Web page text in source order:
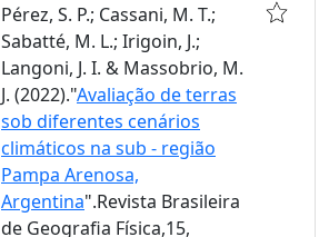
Pérez, S. P.; Cassani, M. T.;
Sabatté, M. L.; Irigoin, J.;
Langoni, J. I. & Massobrio, M.
J. (2022)."Avaliação de terras
sob diferentes cenários
climáticos na sub - região
Pampa Arenosa,
Argentina".Revista Brasileira
de Geografia Física,15,